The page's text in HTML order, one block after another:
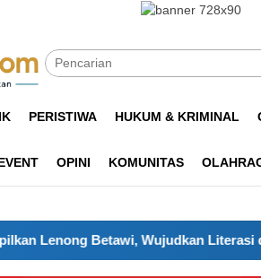
PERISTIWA HUKUM & KRIMINAL
OPINI KOMUNITAS
Wujudkan Literasi dan Cinta